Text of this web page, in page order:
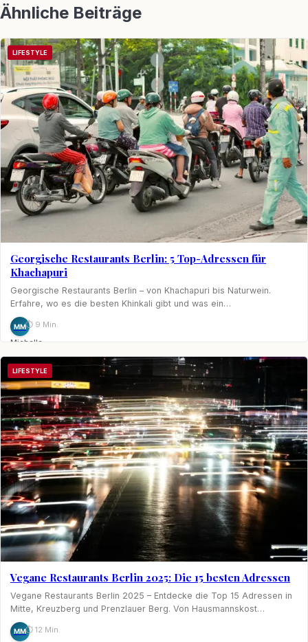
Ähnliche Beiträge
LIFESTYLE
Georgische Restaurants Berlin: 5 Top-Adressen für
Khachapuri
Georgische Restaurants Berlin – von Khachapuri bis Naturwein.
Erfahre, wo es die besten Khinkali gibt und was ein…
MM
Michelle
Möhring
⏱ 9 Min.
LIFESTYLE
Vegane Restaurants Berlin 2025: Die 15 besten Adressen
Vegane Restaurants Berlin 2025 – Entdecke die Top 15 Adressen in
Mitte, Kreuzberg und Prenzlauer Berg. Von Hausmannskost…
MM⏱ 12 Min.